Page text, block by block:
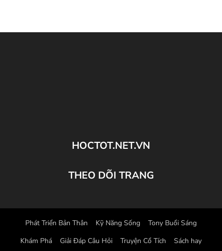
HOCTOT.NET.VN
THEO DÕI TRANG
Phát Triển Bản Thân Kỹ Năng Sống
Tony Buổi Sáng
Khám Phá
Giải Đáp Câu Hỏi Truyện Cổ Tích Sách hay